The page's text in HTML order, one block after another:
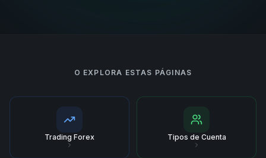
O EXPLORA ESTAS PÁGINAS
Trading Forex Tipos de Cuenta